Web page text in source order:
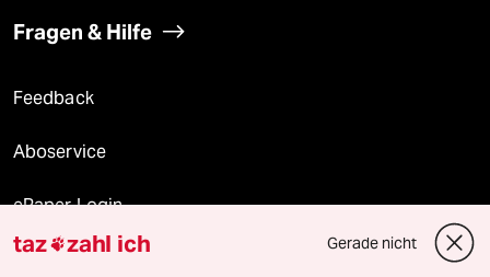
Fragen & Hilfe
Feedback
Aboservice
ePaper Login
Downloads für Abonnierende
taz zahl ich Gerade nicht